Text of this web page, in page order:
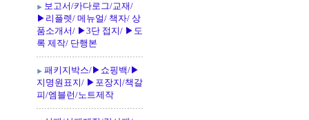
보고서/카다로그/교재/
▶리플렛/ 메뉴얼/ 책자/ 상
품소개서/ ▶3단 접지/ ▶도
록 제작/ 단행본
패키지박스/▶쇼핑백/▶
지명원표지/ ▶포장지/책갈
피/엠블런/노트제작